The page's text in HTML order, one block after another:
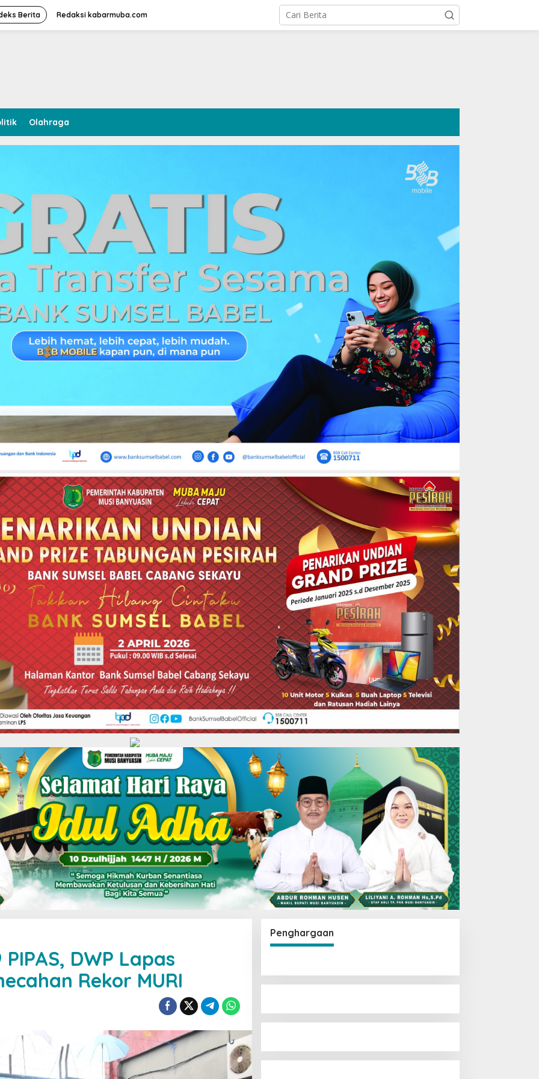
Berita Redaksi kabarmuba.com
Olahraga
DWP Lapas
Rekor MURI
Penghargaan